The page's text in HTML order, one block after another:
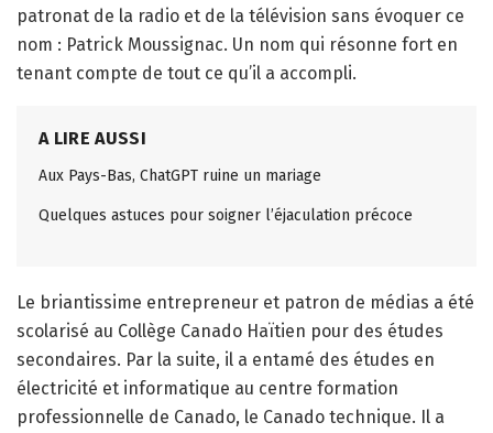
patronat de la radio et de la télévision sans évoquer ce
nom : Patrick Moussignac. Un nom qui résonne fort en
tenant compte de tout ce qu’il a accompli.
A LIRE AUSSI
Aux Pays-Bas, ChatGPT ruine un mariage
Quelques astuces pour soigner l’éjaculation précoce
Le briantissime entrepreneur et patron de médias a été
scolarisé au Collège Canado Haïtien pour des études
secondaires. Par la suite, il a entamé des études en
électricité et informatique au centre formation
professionnelle de Canado, le Canado technique. Il a